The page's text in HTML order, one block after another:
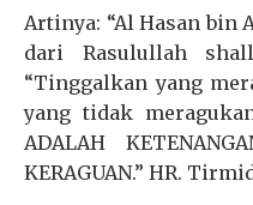
Artinya: “Al Hasan bin
dari Rasulullah
“Tinggalkan yang
yang tidak
ADALAH
KERAGUAN.” HR.